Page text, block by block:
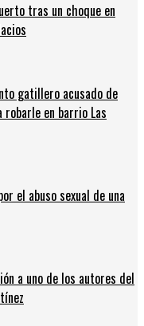
tras un choque en
gatillero acusado de
en barrio Las
el abuso sexual de una
a uno de los autores del